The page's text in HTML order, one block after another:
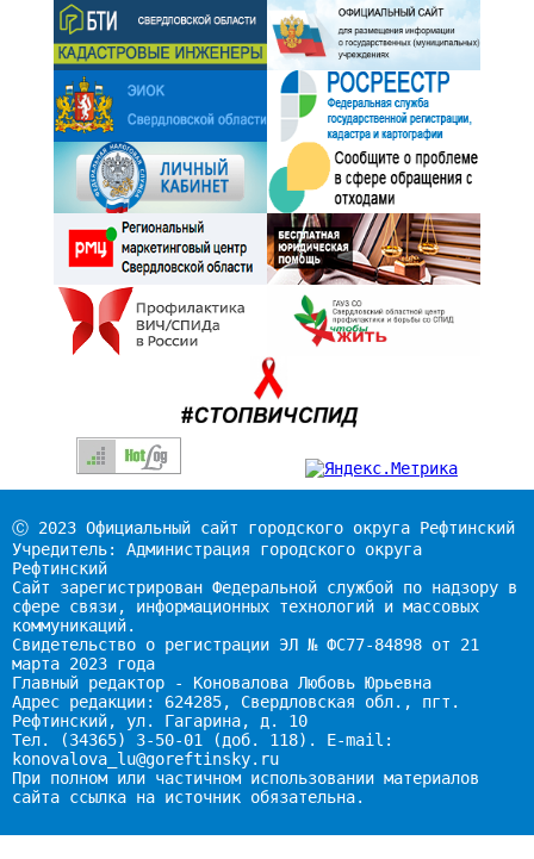
Ⓒ 2023 Официальный сайт городского округа Рефтинский
Учредитель: Администрация городского округа
Рефтинский
Сайт зарегистрирован Федеральной службой по надзору в
сфере связи, информационных технологий и массовых
коммуникаций.
Свидетельство о регистрации ЭЛ № ФС77-84898 от 21
марта 2023 года
Главный редактор - Коновалова Любовь Юрьевна
Адрес редакции: 624285, Свердловская обл., пгт.
Рефтинский, ул. Гагарина, д. 10
Тел. (34365) 3-50-01 (доб. 118). E-mail:
konovalova_lu@goreftinsky.ru
При полном или частичном использовании материалов
сайта ссылка на источник обязательна.